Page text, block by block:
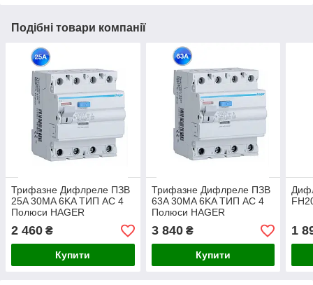
Подібні товари компанії
Трифазне Дифлреле ПЗВ
25A 30MA 6KA ТИП AC 4
Полюси HAGER
2 460 ₴
Купити
Трифазне Дифлреле ПЗВ
63A 30MA 6KA ТИП AC 4
Полюси HAGER
3 840₴
Купити
1